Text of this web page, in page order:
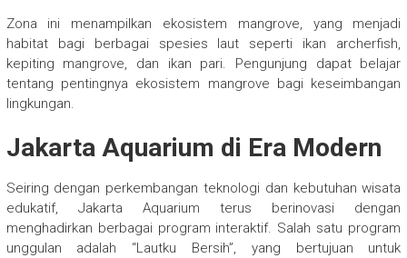
Zona ini menampilkan ekosistem mangrove, yang menjadi
habitat bagi berbagai spesies laut seperti ikan archerfish,
kepiting mangrove, dan ikan pari. Pengunjung dapat belajar
tentang pentingnya ekosistem mangrove bagi keseimbangan
lingkungan.
Jakarta Aquarium di Era Modern
Seiring dengan perkembangan teknologi dan kebutuhan wisata
edukatif, Jakarta Aquarium terus berinovasi dengan
menghadirkan berbagai program interaktif. Salah satu program
unggulan adalah “Lautku Bersih”, yang bertujuan untuk